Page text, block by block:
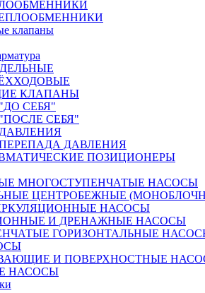
клапаны
КЛАПАНЫ
СЕБЯ"
СЕБЯ"
ДАВЛЕНИЯ
ПОЗИЦИОНЕРЫ
МНОГОСТУПЕНЧАТЫЕ НАСОСЫ
ЦЕНТРОБЕЖНЫЕ
НАСОСЫ
И ДРЕНАЖНЫЕ НАСОСЫ
ГОРИЗОНТАЛЬНЫЕ
И ПОВЕРХНОСТНЫЕ
НАСОСЫ
в 1 клик
Ду2559928.00Ду32
Ду65111545.00Ду80120968.00
воздух, пар, аммиак,